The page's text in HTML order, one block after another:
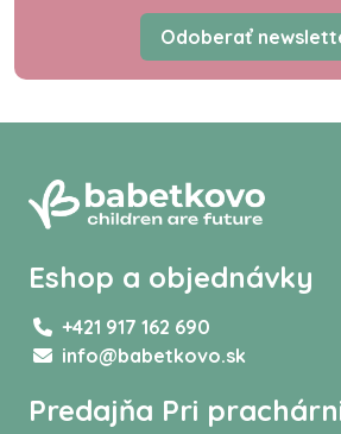
Odoberať
Eshop a objednávky
+421 917 162 690
info@babetkovo.sk
Predajňa Pri